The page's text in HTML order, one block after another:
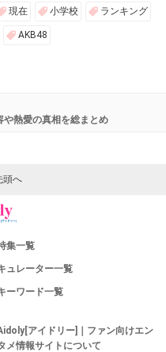
現在 小学校 ランキング
AKB48
熱愛の真相を総まとめ
頭へ
集一覧
ュレーター一覧
ーワード一覧
アイドリー]｜ファン向けエン
メ情報サイトについて